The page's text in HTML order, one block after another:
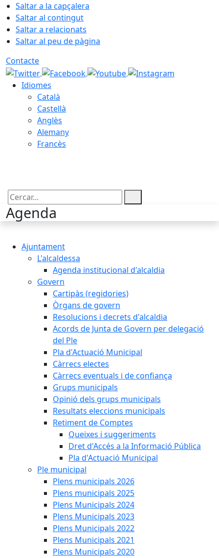
Saltar a la capçalera
Saltar al contingut
Saltar a relacionats
Saltar al peu de pàgina
Contacte
Idiomes
Català
Castellà
Anglès
Alemany
Francès
Cercar:
Agenda
Ajuntament
L'alcaldessa
Agenda institucional d'alcaldia
Govern
Cartipàs (regidories)
Òrgans de govern
Resolucions i decrets d'alcaldia
Acords de Junta de Govern per delegació
del Ple
Pla d'Actuació Municipal
Càrrecs electes
Càrrecs eventuals i de confiança
Grups municipals
Opinió dels grups municipals
Resultats eleccions municipals
Retiment de Comptes
Queixes i suggeriments
Dret d'Accés a la Informació Pública
Pla d'Actuació Municipal
Ple municipal
Plens municipals 2026
Plens municipals 2025
Plens Municipals 2024
Plens Municipals 2023
Plens Municipals 2022
Plens Municipals 2021
Plens Municipals 2020